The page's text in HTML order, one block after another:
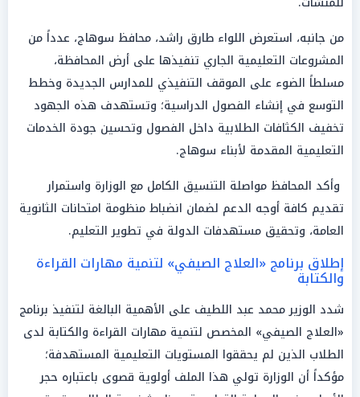
من جانبه، استعرض اللواء طارق راشد، محافظ سوهاج، عدداً من
المشروعات التعليمية الجاري تنفيذها على أرض المحافظة،
مسلطاً الضوء على الموقف التنفيذي للمدارس الجديدة وخطط
التوسع في إنشاء الفصول الدراسية؛ وتستهدف هذه الجهود
تخفيف الكثافات الطلابية داخل الفصول وتحسين جودة الخدمات
التعليمية المقدمة لأبناء سوهاج.
وأكد المحافظ مواصلة التنسيق الكامل مع الوزارة واستمرار
تقديم كافة أوجه الدعم لضمان انضباط منظومة امتحانات الثانوية
العامة، وتحقيق مستهدفات الدولة في تطوير التعليم.
إطلاق برنامج «العلاج الصيفي» لتنمية مهارات القراءة
والكتابة
شدد الوزير محمد عبد اللطيف على الأهمية البالغة لتنفيذ برنامج
«العلاج الصيفي» المخصص لتنمية مهارات القراءة والكتابة لدى
الطلاب الذين لم يحققوا المستويات التعليمية المستهدفة؛
مؤكداً أن الوزارة تولي هذا الملف أولوية قصوى باعتباره حجر